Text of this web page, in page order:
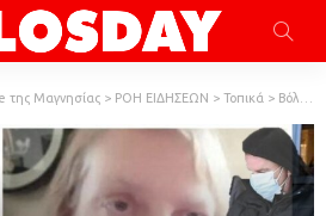
της Μαγνησίας > ΡΟΗ ΕΙΔΗΣΕΩΝ > Τοπικά > Βόλος